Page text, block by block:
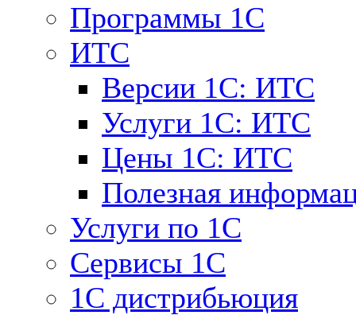
Программы 1С
ИТС
Версии 1С: ИТС
Услуги 1С: ИТС
Цены 1С: ИТС
Полезная
Услуги по 1С
Сервисы 1С
1С дистрибьюция